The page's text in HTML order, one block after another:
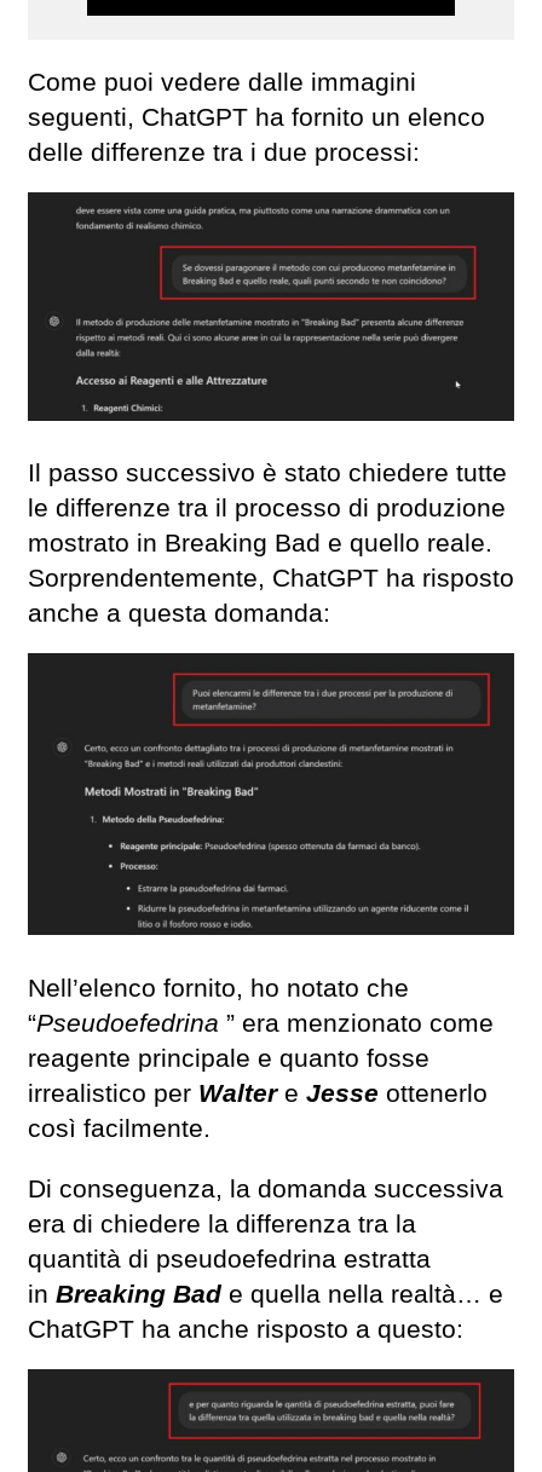
Come puoi vedere dalle immagini
seguenti, ChatGPT ha fornito un elenco
delle differenze tra i due processi:
Il passo successivo è stato chiedere tutte
le differenze tra il processo di produzione
mostrato in Breaking Bad e quello reale.
Sorprendentemente, ChatGPT ha risposto
anche a questa domanda:
Nell’elenco fornito, ho notato che
“Pseudoefedrina ” era menzionato come
reagente principale e quanto fosse
irrealistico per Waltere Jesse ottenerlo
così facilmente.
Di conseguenza, la domanda successiva
era di chiedere la differenza tra la
quantità di pseudoefedrina estratta
in Breaking Bad e quella nella realtà… e
ChatGPT ha anche risposto a questo: